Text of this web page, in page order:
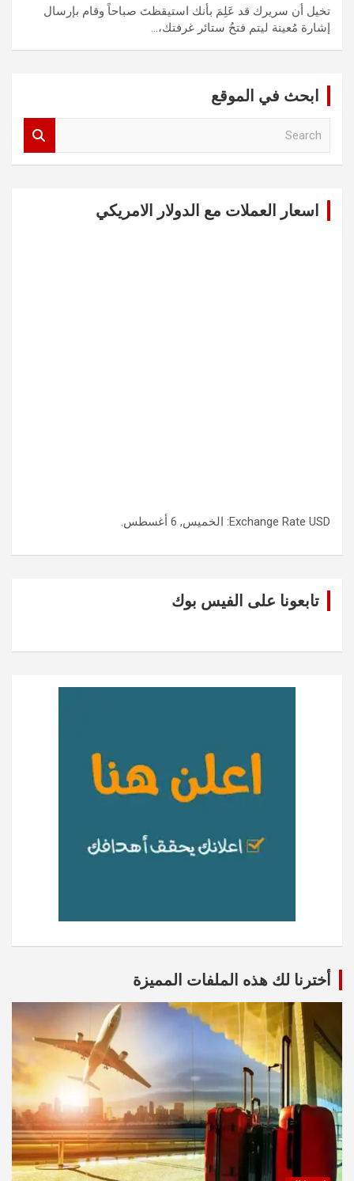
تخيل أن سريرك قد عَلِمَ بأنك استيقظتَ صباحاً وقام بإرسال
إشارة مُعينة ليتم فتحُ ستائر غرفتك،…
ابحث في الموقع
اسعار العملات مع الدولار الامريكي
Exchange Rate USD : الخميس, 6 أغسطس.
تابعونا على الفيس بوك
أخترنا لك هذه الملفات المميزة